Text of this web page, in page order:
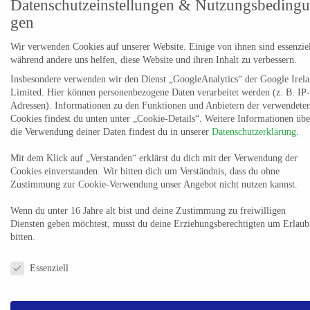
Eine schwächere Phase macht zurzeit sicher auch der in den
vergangenen Wochen von immer wieder neuen personellen
Problemen geplagte TuS 82 Opladen aus, der nach einem
gelungenen Start mit 8:2 Punkten aus fünf Spielen ohne
Niederlage sehr wechselhaft unterwegs ist: Niederlage, Sieg,
Niederlage, Sieg, Niederlage, Sieg, Unentschieden, Niederlage.
Zuletzt verlor das Team von Trainer Fabrice Voigt sogar gegen
den Tabellenletzten TSV GWD Minden II mit 23:27 – was zur
die seit einer gefühlten Ewigkeit sehr stabil wirkenden
Bergischen Panther auf dem Programm. Zwei Höhepunkte im
Krefeld (33:33) und Emsdetten (30:34), ein anderer der 33:32-
Erfolg beim Longericher SC. In der Summe sind die mit zwei
ihren 17:9 Zählern zusammen mit dem Dritten Ahlener SG
Aufstiegskandidaten – und die Mannschaft von Trainer Marcel
Datenschutzeinstellungen &
gen
Wir verwenden Cookies auf unserer Website. Einige von ihnen sind
während andere uns helfen, diese Website und ihren Inhalt zu verbessern.
Insbesondere verwenden wir den Dienst „GoogleAnalytics“ der Google
Limited. Hier können personenbezogene Daten verarbeitet werden (z. B. IP-
Adressen). Informationen zu den Funktionen und Anbietern der
Cookies findest du unten unter „Cookie-Details“. Weitere Informationen
die Verwendung deiner Daten findest du in unserer Datenschutzerklärung
Mit dem Klick auf „Verstanden“ erklärst du dich mit der Verwendung der
Cookies einverstanden. Wir bitten dich um Verständnis, dass du ohne
Zustimmung zur Cookie-Verwendung unser Angebot nicht nutzen kannst.
Wenn du unter 16 Jahre alt bist und deine Zustimmung zu freiwilligen
Diensten geben möchtest, musst du deine Erziehungsberechtigten um
bitten.
Datenschutzeinstellungen & Nutzungsbedingungen
Essenziell